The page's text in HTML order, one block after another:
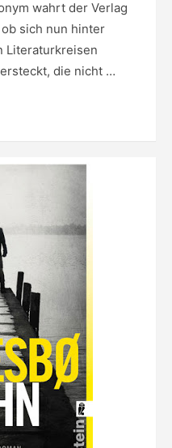
wahrt der Verlag
sich nun hinter
Literaturkreisen
die nicht …